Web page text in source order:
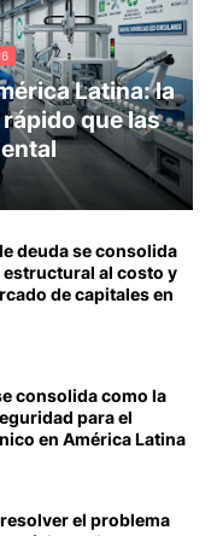
Latina: la
que las
deuda se consolida
al costo y
de capitales en
consolida como la
para el
en América Latina
resolver el problema